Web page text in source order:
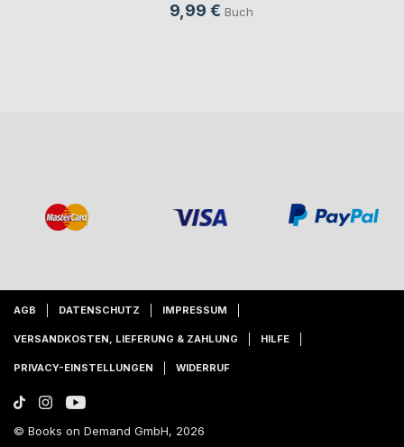
9,99 € Buch
AGB DATENSCHUTZ IMPRESSUM
VERSANDKOSTEN, LIEFERUNG & ZAHLUNG HILFE
PRIVACY-EINSTELLUNGEN WIDERRUF
© Books on Demand GmbH, 2026